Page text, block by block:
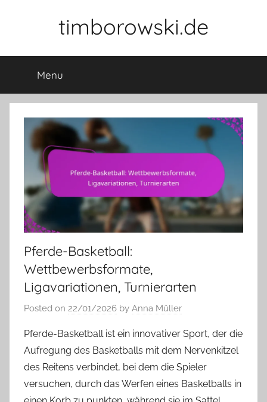
timborowski.de
Menu
Pferde-Basketball:
Wettbewerbsformate,
Ligavariationen, Turnierarten
Posted on 22/01/2026 by Anna Müller
Pferde-Basketball ist ein innovativer Sport, der die
Aufregung des Basketballs mit dem Nervenkitzel
des Reitens verbindet, bei dem die Spieler
versuchen, durch das Werfen eines Basketballs in